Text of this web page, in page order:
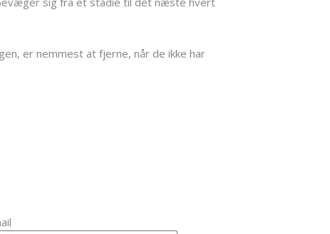
er nemmest at fjerne, når de ikke har